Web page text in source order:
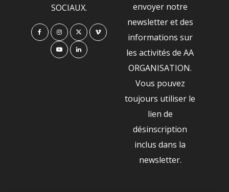
SOCIAUX.
envoyer notre
newsletter et des
informations sur
les activités de AA
ORGANISATION.
Vous pouvez
toujours utiliser le
lien de
désinscription
inclus dans la
newsletter.